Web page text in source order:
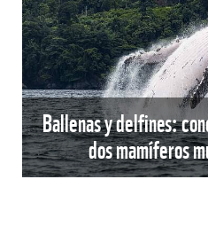
Ballenas y delfines:
dos mamíferos